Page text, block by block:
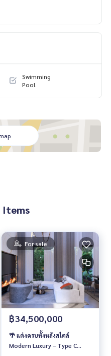
อียดเพิ่มเติม
Swimming
Pool
Items
For sale
฿34,500,000
🌴 แต่งครบทั้งหลังสไตล์
Modern Luxury – Type C